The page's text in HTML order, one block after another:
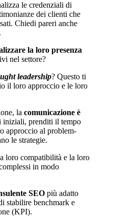
le credenziali di
dei clienti che
Chiedi pareri anche
la loro presenza
nel settore?
leadership? Questo ti
il loro approccio e le loro
la comunicazione è
iniziali, prenditi il tempo
approccio al problem-
le strategie.
loro compatibilità e la loro
in modo
SEO più adatto
stabilire benchmark e
(KPI).